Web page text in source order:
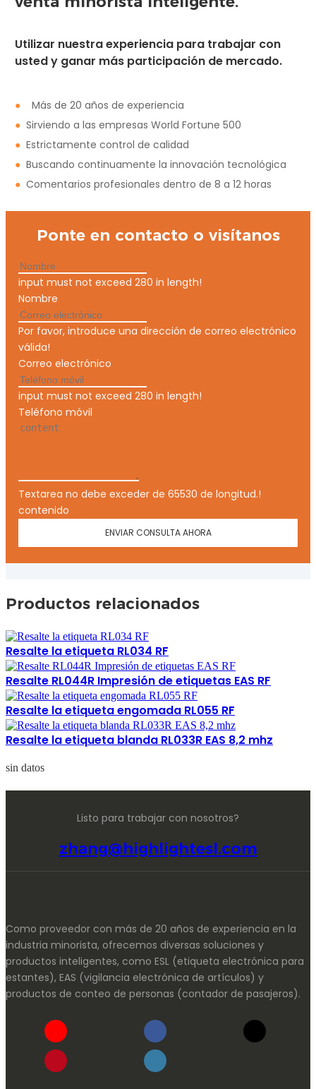
Utilizar nuestra experiencia para trabajar con
usted y ganar más participación de mercado.
●
Más de 20 años de experiencia
●Sirviendo a las empresas World Fortune 500
●Estrictamente control de calidad
●Buscando continuamente la innovación tecnológica
●Comentarios profesionales dentro de 8 a 12 horas
Ponte en contacto o visítanos
input must not exceed 280 in length!
Nombre
Por favor, introduce una dirección de correo electrónico
válida!
Correo electrónico
input must not exceed 280 in length!
Teléfono móvil
Textarea no debe exceder de 65530 de longitud.!
contenido
ENVIAR CONSULTA AHORA
Productos relacionados
Resalte la etiqueta RL034 RF
Resalte RL044R Impresión de etiquetas EAS RF
Resalte la etiqueta engomada RL055 RF
Resalte la etiqueta blanda RL033R EAS 8,2 mhz
sin datos
Listo para trabajar con nosotros?
zhang@highlightesl.com
Como proveedor con más de 20 años de experiencia en la
industria minorista, ofrecemos diversas soluciones y
productos inteligentes, como ESL (etiqueta electrónica para
estantes), EAS (vigilancia electrónica de artículos) y
productos de conteo de personas (contador de pasajeros).